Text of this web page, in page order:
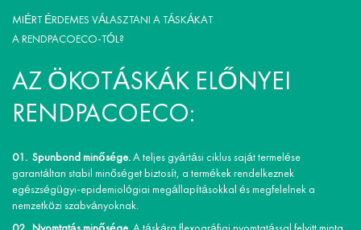
MIÉRT ÉRDEMES VÁLASZTANI A TÁSKÁKAT
A RENDPACOECO-TÓL?
AZ ÖKOTÁSKÁK ELŐNYEI
RENDPACOECO:
Spunbond minősége.A teljes gyártási ciklus saját termelése
garantáltan stabil minőséget biztosít, a termékek rendelkeznek
egészségügyi-epidemiológiai megállapításokkal és megfelelnek a
nemzetközi szabványoknak.